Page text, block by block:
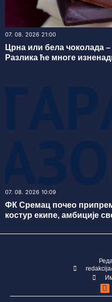
07. 08. 2026 21:00
Црна или бела чоколада –
Разлика ће многе
07. 08. 2026 10:09
ФК Сремац почео
костур екипе, амбиције